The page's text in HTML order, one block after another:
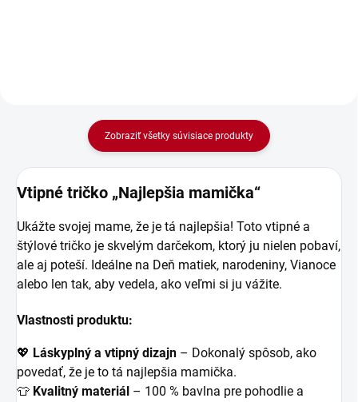
Zobraziť všetky súvisiace produkty
Vtipné tričko „Najlepšia mamička“
Ukážte svojej mame, že je tá najlepšia! Toto vtipné a
štýlové tričko je skvelým darčekom, ktorý ju nielen pobaví,
ale aj poteší. Ideálne na Deň matiek, narodeniny, Vianoce
alebo len tak, aby vedela, ako veľmi si ju vážite.
Vlastnosti produktu:
💖 Láskyplný a vtipný dizajn – Dokonalý spôsob, ako
povedať, že je to tá najlepšia mamička.
👕 Kvalitný materiál – 100 % bavlna pre pohodlie a